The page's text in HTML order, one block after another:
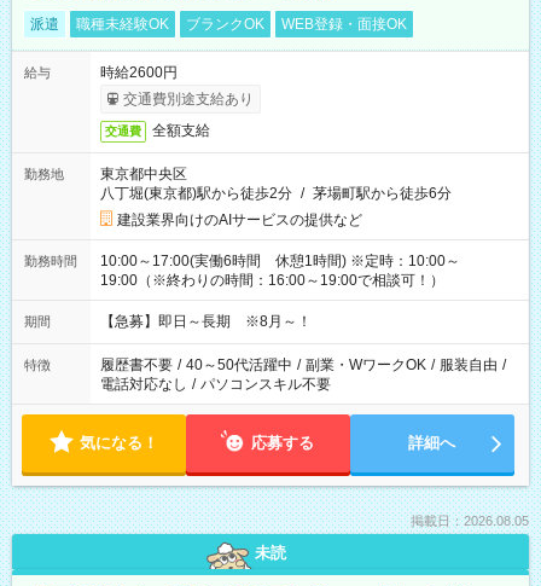
派遣 職種未経験OK ブランクOK WEB登録・面接OK
給与
時給2600円
交通費別途支給あり
交通費 全額支給
勤務地
東京都中央区
八丁堀(東京都)駅から徒歩2分 / 茅場町駅から徒歩6分
建設業界向けのAIサービスの提供など
勤務時間
10:00～17:00(実働6時間 休憩1時間) ※定時：10:00～
19:00（※終わりの時間：16:00～19:00で相談可！）
期間 【急募】即日～長期 ※8月～！
特徴 履歴書不要 / 40～50代活躍中 / 副業・WワークOK / 服装自由 /
電話対応なし / パソコンスキル不要
気になる！ 応募する 詳細へ
掲載日：2026.08.05
未読